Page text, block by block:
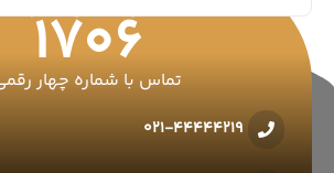
1706
تماس با شماره چهار رقمی
021-44444219